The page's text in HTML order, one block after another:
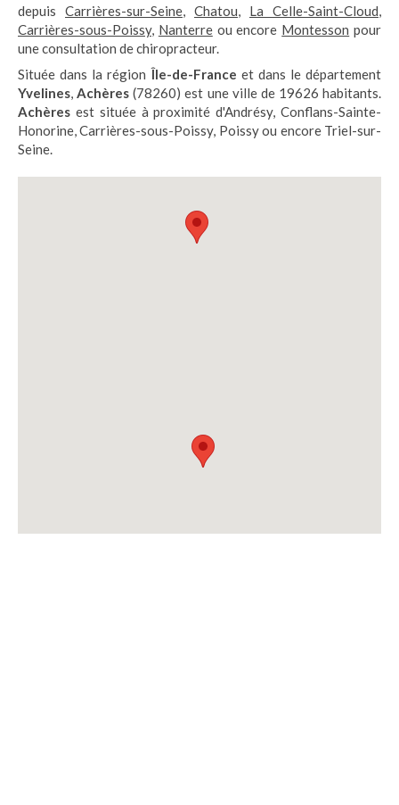
depuis Carrières-sur-Seine, Chatou, La Celle-Saint-Cloud,
Carrières-sous-Poissy, Nanterreou encore Montesson pour
une consultation de chiropracteur.
Située dans la régionÎle-de-France et dans le département
Yvelines,Achères (78260) est une ville de 19626 habitants.
Achères est située à proximité d'Andrésy, Conflans-Sainte-
Honorine, Carrières-sous-Poissy, Poissy ou encore Triel-sur-
Seine.